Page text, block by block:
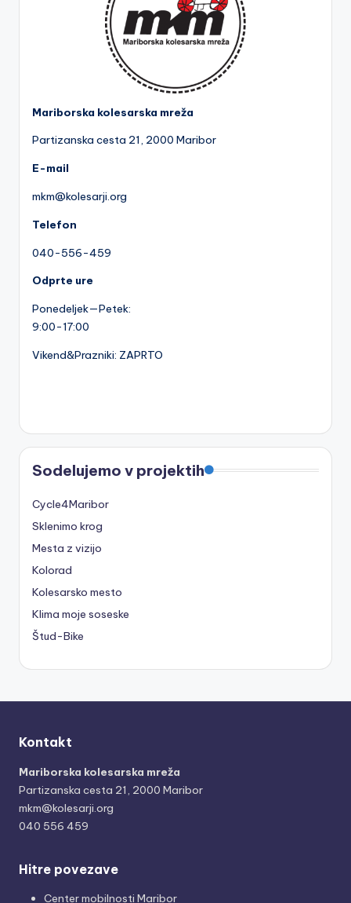
Mariborska kolesarska mreža
Partizanska cesta 21, 2000 Maribor
E-mail
mkm@kolesarji.org
Telefon
040-556-459
Odprte ure
Ponedeljek—Petek:
9:00-17:00
Vikend&Prazniki: ZAPRTO
Sodelujemo v projektih
Cycle4Maribor
Sklenimo krog
Mesta z vizijo
Kolorad
Kolesarsko mesto
Klima moje soseske
Štud-Bike
Kontakt
Mariborska kolesarska mreža
Partizanska cesta 21, 2000 Maribor
mkm@kolesarji.org
040 556 459
Hitre povezave
Center mobilnosti Maribor